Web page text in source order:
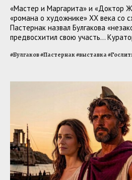
«Мастер и Маргарита» и «Доктор
«романа о художнике» ХХ века со
Пастернак назвал Булгакова
предвосхитил свою участь...
#Булгаков#Пастернак#выставка#